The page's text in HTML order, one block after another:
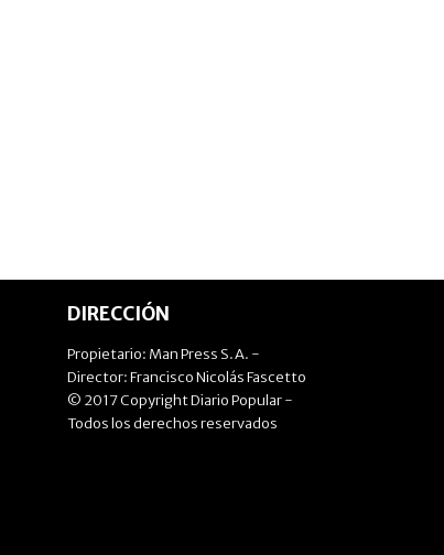
DIRECCIÓN
Propietario: Man Press S.A. -
Director: Francisco Nicolás Fascetto
© 2017 Copyright Diario Popular -
Todos los derechos reservados